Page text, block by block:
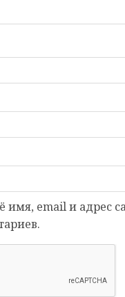
имя, email и адрес